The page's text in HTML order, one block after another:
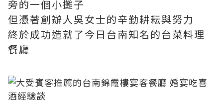
旁的一個小攤子
但憑著創辦人吳女士的辛勤耕耘與努力
終於成功造就了今日台南知名的台菜料理
餐廳